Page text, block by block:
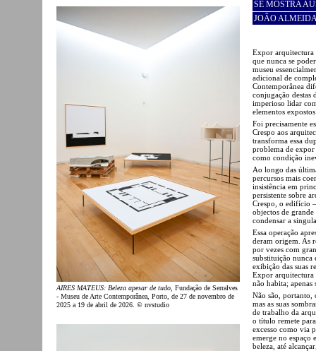
AIRES MATEUS: Beleza apesar de tudo , Fundação de Serralves
- Museu de Arte Contemporânea, Porto, de 27 de novembro de
2025 a 19 de abril de 2026. © nvstudio
SE MOSTRA
JOÃO
Expor arquitectura
que nunca se
museu
adicional de
Contemporânea
conjugação destas
imperioso lidar
elementos
Foi precisamente
Crespo aos
transforma essa
problema de expor
como condição
Ao longo das
percursos mais
insistência em
persistente sobre
Crespo, o edifício
objectos de grande
condensar a
Essa operação
deram origem. As
por vezes com
substituição nunca
exibição das suas
Expor arquitectura
não habita; apenas
Não são, portanto,
mas as suas
de trabalho da
o título remete
excesso como via
emerge no espaço
beleza, até